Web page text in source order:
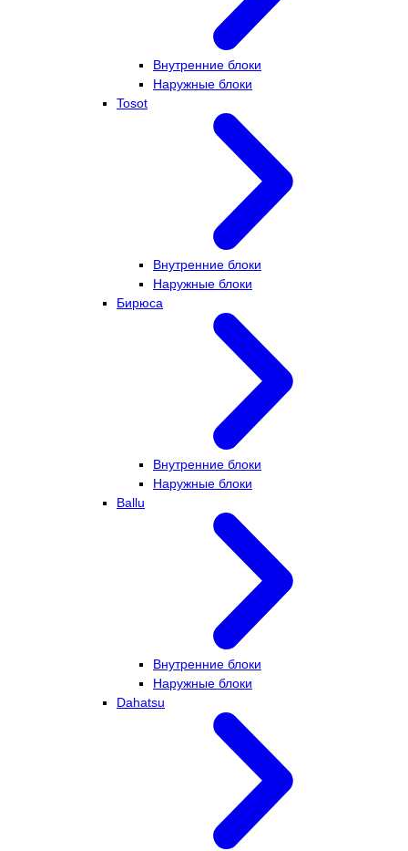
Внутренние блоки
Наружные блоки
Tosot
Внутренние блоки
Наружные блоки
Бирюса
Внутренние блоки
Наружные блоки
Ballu
Внутренние блоки
Наружные блоки
Dahatsu